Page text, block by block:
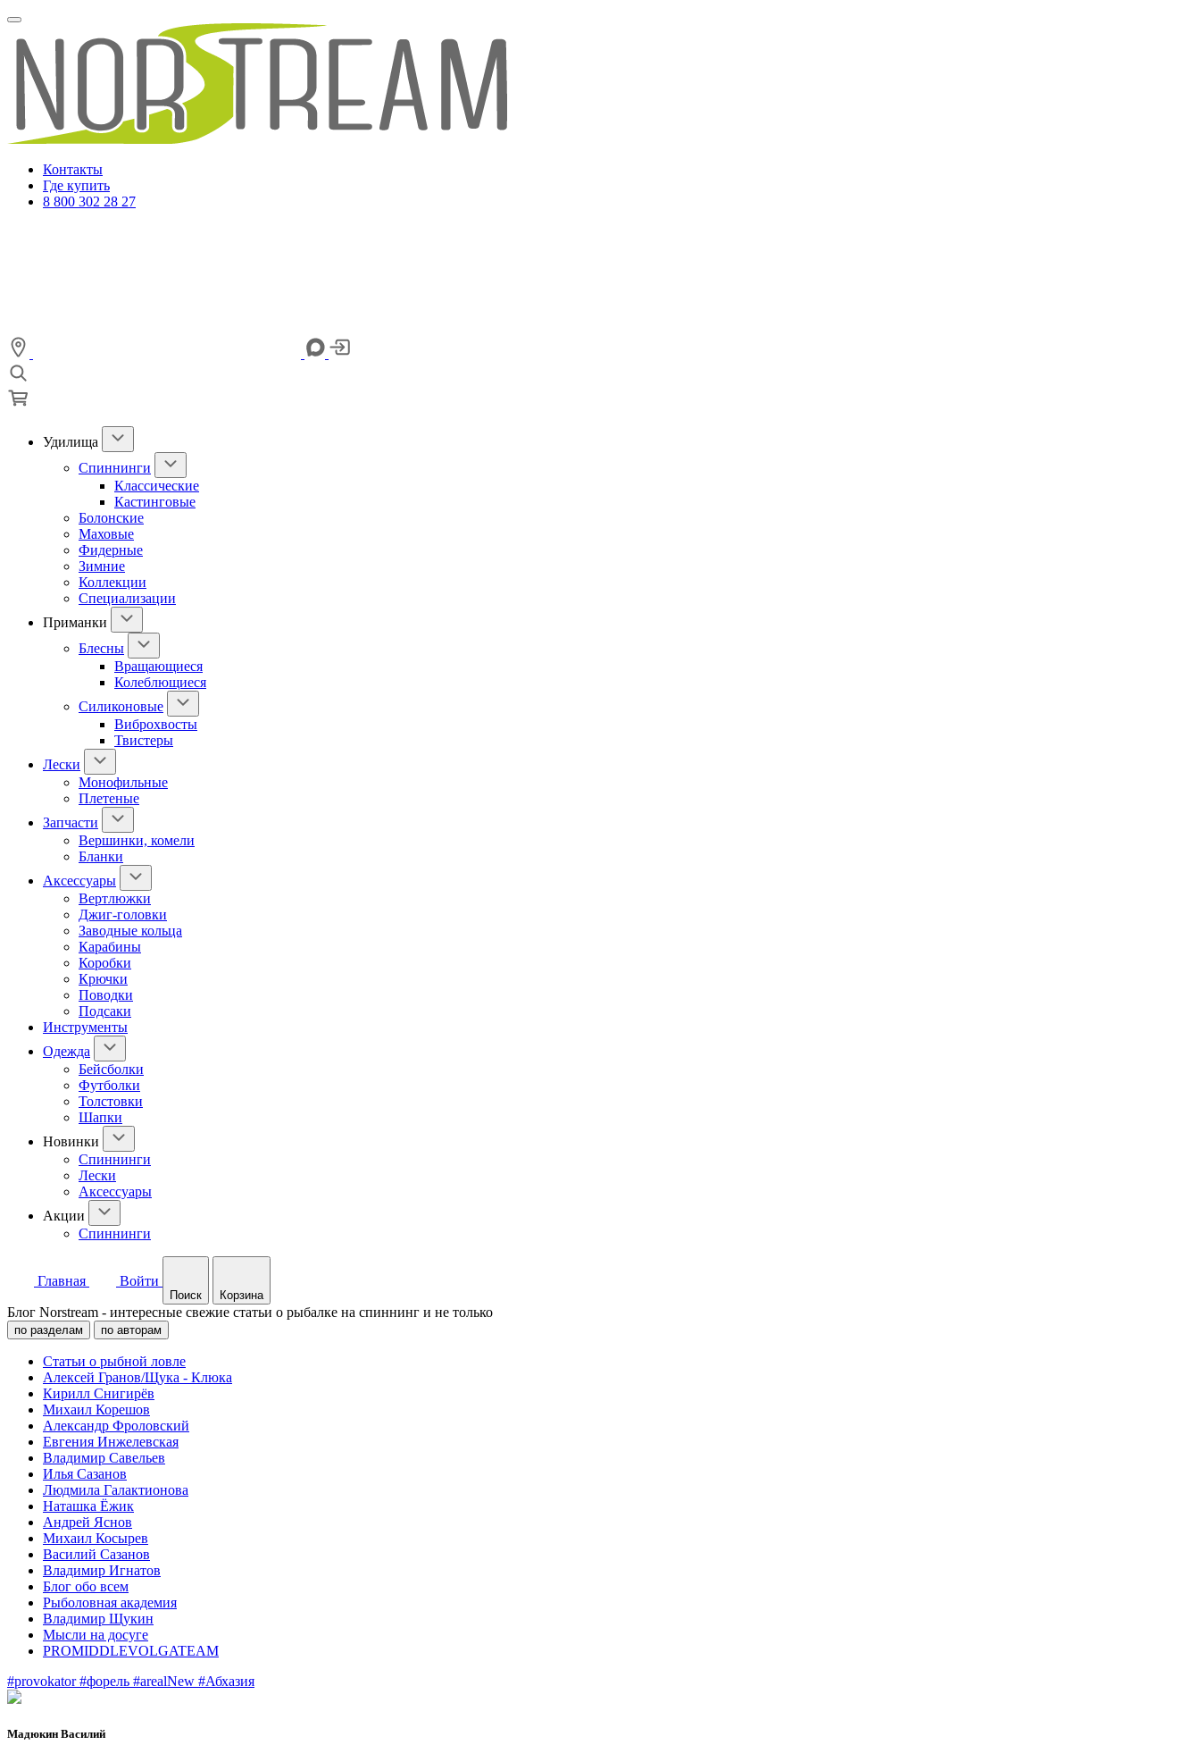
Контакты
Где купить
8 800 302 28 27
Удилища
Спиннинги
Классические
Кастинговые
Болонские
Маховые
Фидерные
Зимние
Коллекции
Специализации
Приманки
Блесны
Вращающиеся
Колеблющиеся
Силиконовые
Виброхвосты
Твистеры
Лески
Монофильные
Плетеные
Запчасти
Вершинки, комели
Бланки
Аксессуары
Вертлюжки
Джиг-головки
Заводные кольца
Карабины
Коробки
Крючки
Поводки
Подсаки
Инструменты
Одежда
Бейсболки
Футболки
Толстовки
Шапки
Новинки
Спиннинги
Лески
Аксессуары
Акции
Спиннинги
Главная Войти
Поиск Корзина
Блог Norstream - интересные свежие статьи о рыбалке на спиннинг и не только
по разделам по авторам
Статьи о рыбной ловле
Алексей Гранов/Щука - Клюка
Кирилл Снигирёв
Михаил Корешов
Александр Фроловский
Евгения Инжелевская
Владимир Савельев
Илья Сазанов
Людмила Галактионова
Наташка Ёжик
Андрей Яснов
Михаил Косырев
Василий Сазанов
Владимир Игнатов
Блог обо всем
Рыболовная академия
Владимир Щукин
Мысли на досуге
PROMIDDLEVOLGATEAM
#provokator#форель #arealNew #Абхазия
Мадюкин Василий